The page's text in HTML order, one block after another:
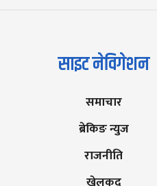
साइट नेविगेशन
समाचार
ब्रेकिङ न्युज
राजनीति
खेलकुद